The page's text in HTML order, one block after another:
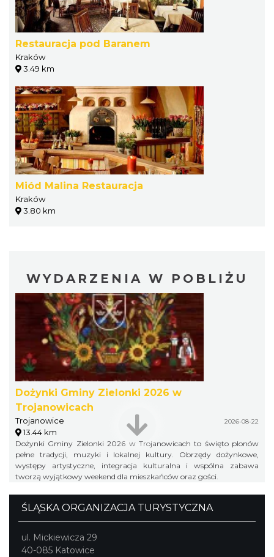
Restauracja pod Baranem
Kraków
3.49 km
Miód Malina Restauracja
Kraków
3.80 km
WYDARZENIA W POBLIŻU
Dożynki Gminy Zielonki 2026 w
Trojanowicach
Trojanowice 2026-08-22
13.44 km
Dożynki Gminy Zielonki 2026 w Trojanowicach to święto plonów
pełne tradycji, muzyki i lokalnej kultury. Obrzędy dożynkowe,
występy artystyczne, integracja kulturalna i wspólna zabawa
tworzą wyjątkowy weekend dla mieszkańców oraz gości.
ŚLĄSKA ORGANIZACJA TURYSTYCZNA
ul. Mickiewicza 29
40-085 Katowice